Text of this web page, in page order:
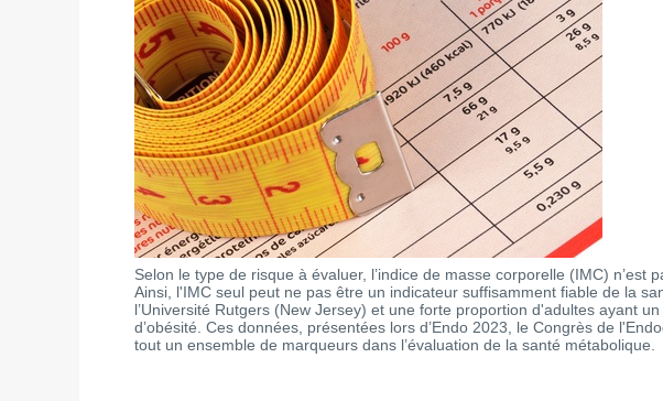
Selon le type de risque à évaluer, l’indice de masse corporelle (IMC) n’est
Ainsi, l'IMC seul peut ne pas être un indicateur suffisamment fiable de la
l’Université Rutgers (New Jersey) et une forte proportion d'adultes ayant
d’obésité. Ces données, présentées lors d’Endo 2023, le Congrès de
tout un ensemble de marqueurs dans l’évaluation de la santé métabolique.